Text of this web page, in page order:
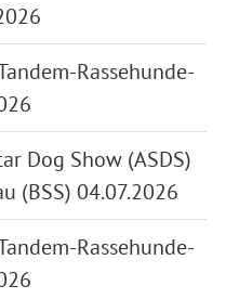
Rassehunde-
Dog Show (ASDS)
(BSS) 04.07.2026
Rassehunde-